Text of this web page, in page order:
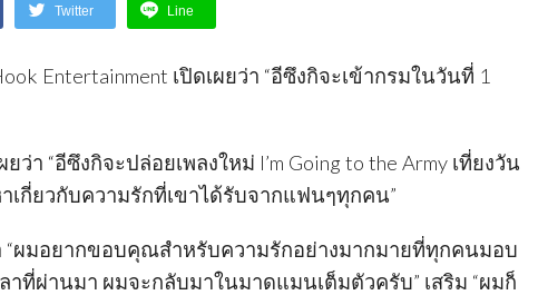
Twitter Line
Entertainment เปิดเผยว่า “อีซึงกิจะเข้ากรมในวันที่ 1
ว่า “อีซึงกิจะปล่อยเพลงใหม่ I’m Going to the Army เที่ยงวัน
เกี่ยวกับความรักที่เขาได้รับจากแฟนๆทุกคน”
“ผมอยากขอบคุณสำหรับความรักอย่างมากมายที่ทุกคนมอบ
าที่ผ่านมา ผมจะกลับมาในมาดแมนเต็มตัวครับ” เสริม “ผมก็